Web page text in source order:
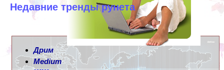
Недавние тренды рунета
Дрим
Medium